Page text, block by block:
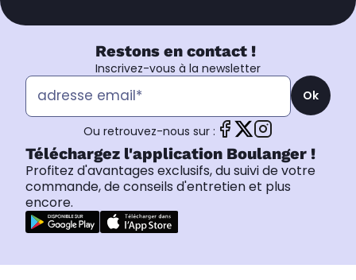
Restons en contact !
Inscrivez-vous à la newsletter
Ok
Ou retrouvez-nous sur :
Téléchargez l'application Boulanger !
Profitez d'avantages exclusifs, du suivi de votre
commande, de conseils d'entretien et plus
encore.